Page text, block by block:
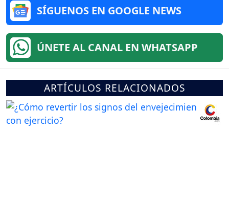
SÍGUENOS EN GOOGLE NEWS
ÚNETE AL CANAL EN WHATSAPP
ARTÍCULOS RELACIONADOS